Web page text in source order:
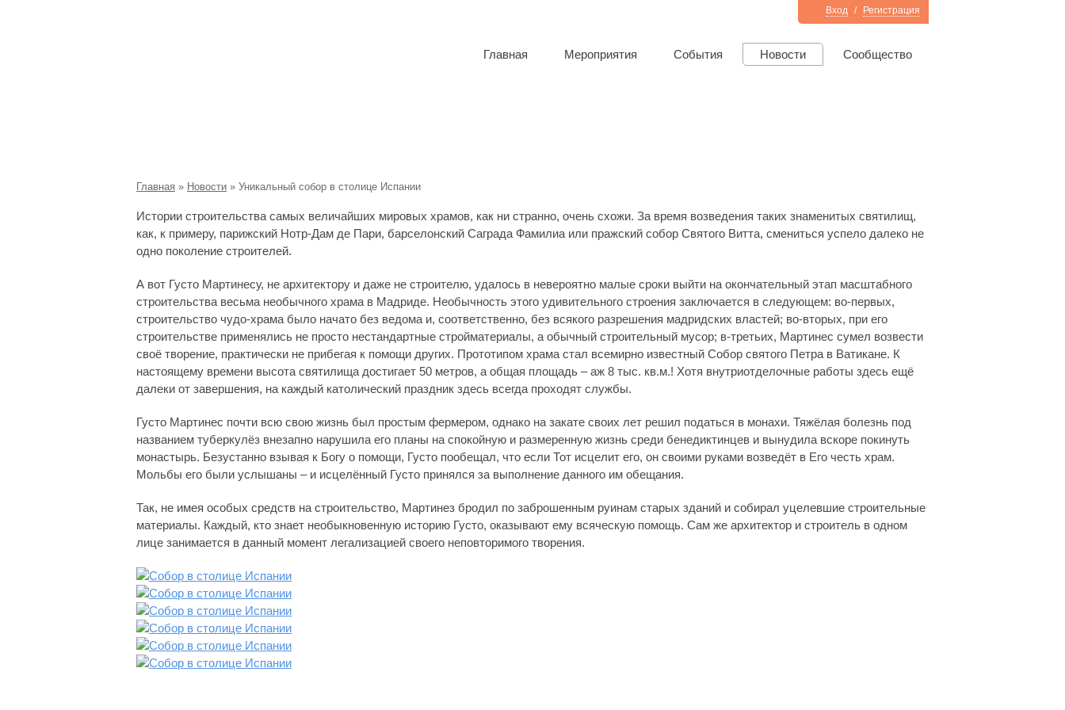
Вход / Регистрация
Главная Мероприятия События Новости Сообщество
Главная » Новости » Уникальный собор в столице Испании
Истории строительства самых величайших мировых храмов, как ни странно, очень схожи. За время возведения таких знаменитых святилищ,
как, к примеру, парижский Нотр-Дам де Пари, барселонский Саграда Фамилиа или пражский собор Святого Витта, смениться успело далеко не
одно поколение строителей.
А вот Густо Мартинесу, не архитектору и даже не строителю, удалось в невероятно малые сроки выйти на окончательный этап масштабного
строительства весьма необычного храма в Мадриде. Необычность этого удивительного строения заключается в следующем: во-первых,
строительство чудо-храма было начато без ведома и, соответственно, без всякого разрешения мадридских властей; во-вторых, при его
строительстве применялись не просто нестандартные стройматериалы, а обычный строительный мусор; в-третьих, Мартинес сумел возвести
своё творение, практически не прибегая к помощи других. Прототипом храма стал всемирно известный Собор святого Петра в Ватикане. К
настоящему времени высота святилища достигает 50 метров, а общая площадь – аж 8 тыс. кв.м.! Хотя внутриотделочные работы здесь ещё
далеки от завершения, на каждый католический праздник здесь всегда проходят службы.
Густо Мартинес почти всю свою жизнь был простым фермером, однако на закате своих лет решил податься в монахи. Тяжёлая болезнь под
названием туберкулёз внезапно нарушила его планы на спокойную и размеренную жизнь среди бенедиктинцев и вынудила вскоре покинуть
монастырь. Безустанно взывая к Богу о помощи, Густо пообещал, что если Тот исцелит его, он своими руками возведёт в Его честь храм.
Мольбы его были услышаны – и исцелённый Густо принялся за выполнение данного им обещания.
Так, не имея особых средств на строительство, Мартинез бродил по заброшенным руинам старых зданий и собирал уцелевшие строительные
материалы. Каждый, кто знает необыкновенную историю Густо, оказывают ему всяческую помощь. Сам же архитектор и строитель в одном
лице занимается в данный момент легализацией своего неповторимого творения.